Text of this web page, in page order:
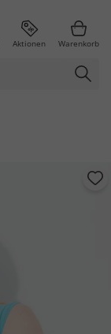
Aktionen Warenkorb